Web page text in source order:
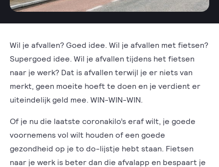
Wil je afvallen? Goed idee. Wil je afvallen met fietsen?
Supergoed idee. Wil je afvallen tijdens het fietsen
naar je werk? Dat is afvallen terwijl je er niets van
merkt, geen moeite hoeft te doen en je verdient er
uiteindelijk geld mee. WIN-WIN-WIN.
Of je nu die laatste coronakilo’s eraf wilt, je goede
voornemens vol wilt houden of een goede
gezondheid op je to do-lijstje hebt staan. Fietsen
naar je werk is beter dan die afvalapp en bespaart je